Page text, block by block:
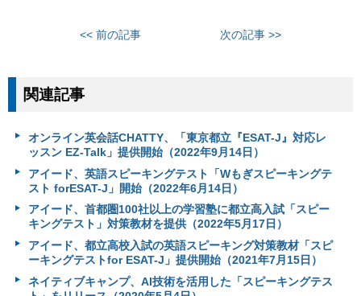
<< 前の記事 次の記事 >>
関連記事
オンライン英会話CHATTY、「東京都立『ESAT-J』対応レ
ッスン EZ-Talk」提供開始（2022年9月14日）
アイード、英語スピーキングテスト「Wもぎスピーキングテ
スト forESAT-J」開始（2022年6月14日）
アイード、首都圏100社以上の学習塾に都立高入試「スピー
キングテスト」対策教材を提供（2022年5月17日）
アイード、都立高校入試の英語スピーキング対策教材「スピ
ーキングテストfor ESAT-J」提供開始（2021年7月15日）
ネイティブキャンプ、AI技術を活用した「スピーキングテス